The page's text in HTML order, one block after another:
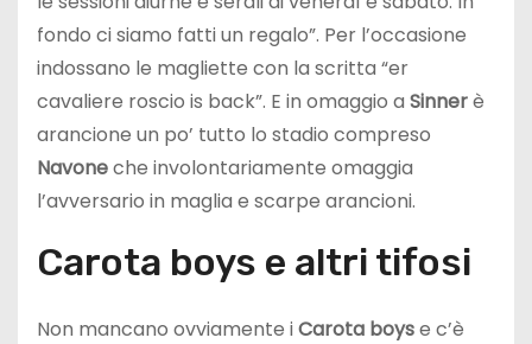
fondo ci siamo fatti un regalo”. Per l’occasione
indossano le magliette con la scritta “er
cavaliere roscio is back”. E in omaggio a Sinnerè
arancione un po’ tutto lo stadio compreso
Navoneche involontariamente omaggia
l’avversario in maglia e scarpe arancioni.
Carota boys e altri tifosi
Non mancano ovviamente iCarota boyse c’è